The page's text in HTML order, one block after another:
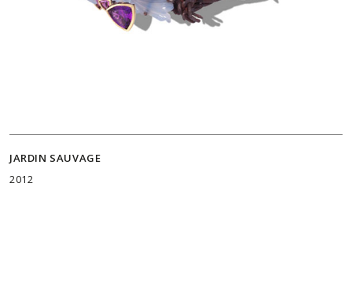
JARDIN SAUVAGE
2012